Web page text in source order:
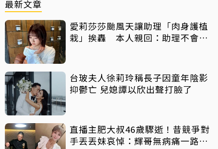
最新文章
愛莉莎莎颱風天讓助理「肉身護植
栽」挨轟 本人親回：助理不會被
台玻夫人徐莉玲稱長子因童年陰影
抑鬱亡 兒媳譚以欣出聲打臉了
直播主肥大叔46歲驟逝！昔競爭對
手丟丟妹哀悼：輝哥無病痛一路好